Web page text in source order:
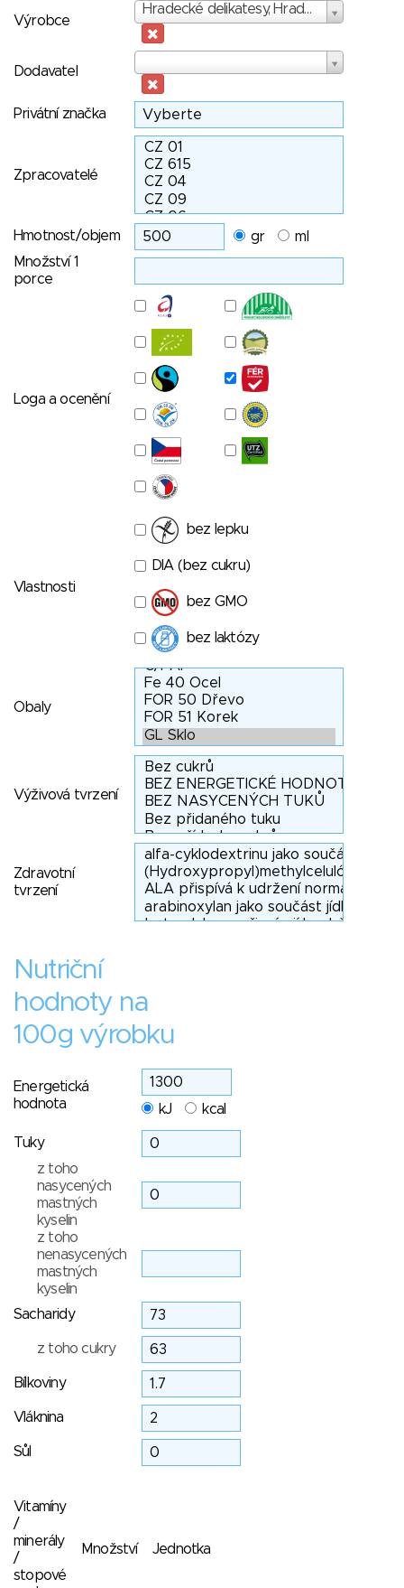
Výrobce
Hradecké delikatesy, Hradec králové
Výrobce
Dodavatel
Privátní značka
Zpracovatelé
Hmotnost/objem gr
ml
Množství 1
porce
Loga a ocenění
Vlastnosti
bez lepku
DIA (bez cukru)
bez GMO
bez laktózy
Obaly
Výživová tvrzení
Zdravotní
tvrzení
Nutriční
hodnoty na
100g výrobku
Energetická
hodnota
kJ kcal
Tuky
z toho
nasycených
mastných
kyselin
z toho
nenasycených
mastných
kyselin
Sacharidy
z toho cukry
Bílkoviny
Vláknina
Sůl
Vitamíny
/
minerály
/
stopové
Množství Jednotka